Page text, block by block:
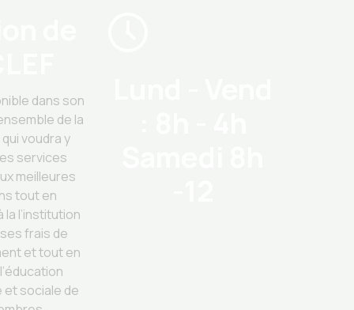
dans son
de la
voudra y
services
meilleures
tout en
l’institution
frais de
et tout en
et sociale de